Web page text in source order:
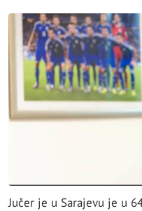
Jučer je u Sarajevu je u